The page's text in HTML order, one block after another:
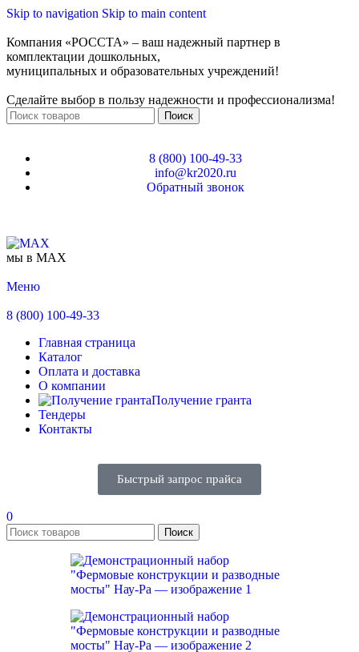
Skip to navigation Skip to main content
Компания «РОССТА» – ваш надежный партнер в
комплектации дошкольных,
муниципальных и образовательных учреждений!
Сделайте выбор в пользу надежности и профессионализма!
Поиск
8 (800) 100-49-33
info@kr2020.ru
Обратный звонок
мы в MAX
Меню
8 (800) 100-49-33
Главная страница
Каталог
Оплата и доставка
О компании
Получение гранта
Тендеры
Контакты
Быстрый запрос прайса
0
Поиск